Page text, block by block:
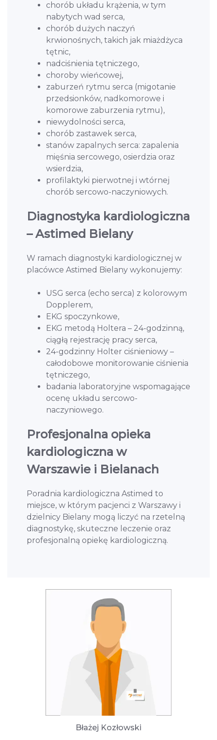
chorób układu krążenia, w tym
nabytych wad serca,
chorób dużych naczyń
krwionośnych, takich jak miażdżyca
tętnic,
nadciśnienia tętniczego,
choroby wieńcowej,
zaburzeń rytmu serca (migotanie
przedsionków, nadkomorowe i
komorowe zaburzenia rytmu),
niewydolności serca,
chorób zastawek serca,
stanów zapalnych serca: zapalenia
mięśnia sercowego, osierdzia oraz
wsierdzia,
profilaktyki pierwotnej i wtórnej
chorób sercowo-naczyniowych.
Diagnostyka kardiologiczna
– Astimed Bielany
W ramach diagnostyki kardiologicznej w
placówce Astimed Bielany wykonujemy:
USG serca (echo serca) z kolorowym
Dopplerem,
EKG spoczynkowe,
EKG metodą Holtera – 24-godzinną,
ciągłą rejestrację pracy serca,
24-godzinny Holter ciśnieniowy –
całodobowe monitorowanie ciśnienia
tętniczego,
badania laboratoryjne wspomagające
ocenę układu sercowo-
naczyniowego.
Profesjonalna opieka
kardiologiczna w
Warszawie i Bielanach
Poradnia kardiologiczna Astimed to
miejsce, w którym pacjenci z Warszawy i
dzielnicy Bielany mogą liczyć na rzetelną
diagnostykę, skuteczne leczenie oraz
profesjonalną opiekę kardiologiczną.
Błażej Kozłowski